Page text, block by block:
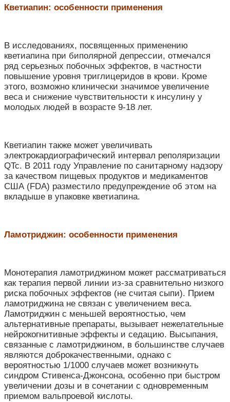
Кветиапин: особенности применения
В исследованиях, посвященных применению
кветиапина при биполярной депрессии, отмечался
ряд серьезных побочных эффектов, в частности
повышение уровня триглицеридов в крови. Кроме
этого, возможно клинически значимое увеличение
веса и снижение чувствительности к инсулину у
молодых людей в возрасте 9-18 лет.
Кветиапин также может увеличивать
электрокардиографический интервал реполяризации
QTc. В 2011 году Управление по санитарному надзору
за качеством пищевых продуктов и медикаментов
США (FDA) разместило предупреждение об этом на
вкладыше в упаковке кветиапина.
Ламотриджин: особенности применения
Монотерапия ламотриджином может рассматриваться
как терапия первой линии из-за сравнительно низкого
риска побочных эффектов (не считая сыпи). Прием
ламотриджина не связан с увеличением веса.
Ламотриджин с меньшей вероятностью, чем
альтернативные препараты, вызывает нежелательные
нейрокогнитивные эффекты и седацию. Высыпания,
связанные с ламотриджином, в большинстве случаев
являются доброкачественными, однако с
вероятностью 1/1000 случаев может возникнуть
синдром Стивенса-Джонсона, особенно при быстром
увеличении дозы и в сочетании с одновременным
приемом вальпроевой кислоты.